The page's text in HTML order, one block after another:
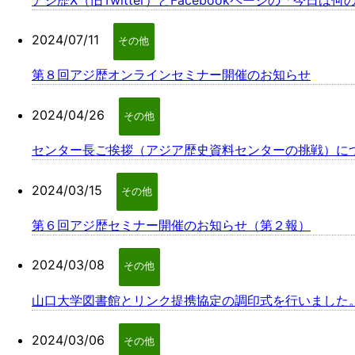
2024/07/11 その他
第８回アジ歴オンラインセミナー開催のお知らせ
2024/04/26 その他
センター長ご挨拶（アジア歴史資料センターの挑戦）に
2024/03/15 その他
第６回アジ歴セミナー開催のお知らせ（第２報）
2024/03/08 その他
山口大学図書館とリンク提携協定の調印式を行いました。
2024/03/06 その他